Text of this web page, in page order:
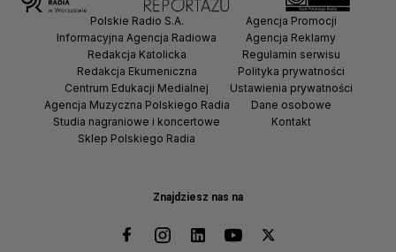
Znajdziesz nas na
Polskie Radio S.A.
Informacyjna Agencja Radiowa
Redakcja Katolicka
Redakcja Ekumeniczna
Centrum Edukacji Medialnej
Agencja Muzyczna Polskiego Radia
Studia nagraniowe i koncertowe
Sklep Polskiego Radia
Agencja Promocji
Agencja Reklamy
Regulamin serwisu
Polityka prywatności
Ustawienia prywatności
Dane osobowe
Kontakt